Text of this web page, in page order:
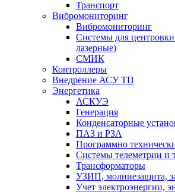
Транспорт
Вибромониторинг
Вибромониторинг
Системы для центровки
лазерные)
СМИК
Контроллеры
Внедрение АСУ ТП
Энергетика
АСКУЭ
Генерация
Конденсаторные
ПАЗ и РЗА
Программно
Системы телеметрии и
Трансформаторы
УЗИП, молниезащита,
Учет электроэнергии,